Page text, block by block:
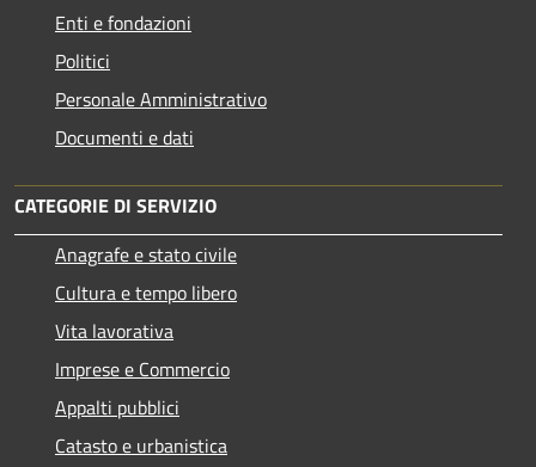
Enti e fondazioni
Politici
Personale Amministrativo
Documenti e dati
CATEGORIE DI SERVIZIO
Anagrafe e stato civile
Cultura e tempo libero
Vita lavorativa
Imprese e Commercio
Appalti pubblici
Catasto e urbanistica